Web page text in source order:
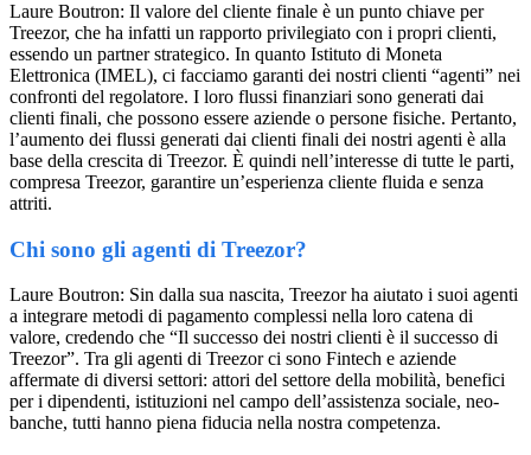
Laure Boutron: Il valore del cliente finale è un punto chiave per
Treezor, che ha infatti un rapporto privilegiato con i propri clienti,
essendo un partner strategico. In quanto Istituto di Moneta
Elettronica (IMEL), ci facciamo garanti dei nostri clienti “agenti” nei
confronti del regolatore. I loro flussi finanziari sono generati dai
clienti finali, che possono essere aziende o persone fisiche. Pertanto,
l’aumento dei flussi generati dai clienti finali dei nostri agenti è alla
base della crescita di Treezor. È quindi nell’interesse di tutte le parti,
compresa Treezor, garantire un’esperienza cliente fluida e senza
attriti.
Chi sono gli agenti di Treezor?
Laure Boutron: Sin dalla sua nascita, Treezor ha aiutato i suoi agenti
a integrare metodi di pagamento complessi nella loro catena di
valore, credendo che “Il successo dei nostri clienti è il successo di
Treezor”. Tra gli agenti di Treezor ci sono Fintech e aziende
affermate di diversi settori: attori del settore della mobilità, benefici
per i dipendenti, istituzioni nel campo dell’assistenza sociale, neo-
banche, tutti hanno piena fiducia nella nostra competenza.